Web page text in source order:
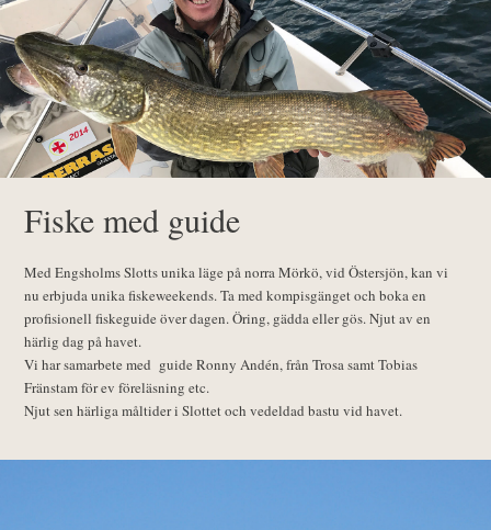
Fiske med guide
Med Engsholms Slotts unika läge på norra Mörkö, vid Östersjön, kan vi
nu erbjuda unika fiskeweekends. Ta med kompisgänget och boka en
profisionell fiskeguide över dagen. Öring, gädda eller gös. Njut av en
härlig dag på havet.
Vi har samarbete med guide Ronny Andén, från Trosa samt Tobias
Fränstam för ev föreläsning etc.
Njut sen härliga måltider i Slottet och vedeldad bastu vid havet.